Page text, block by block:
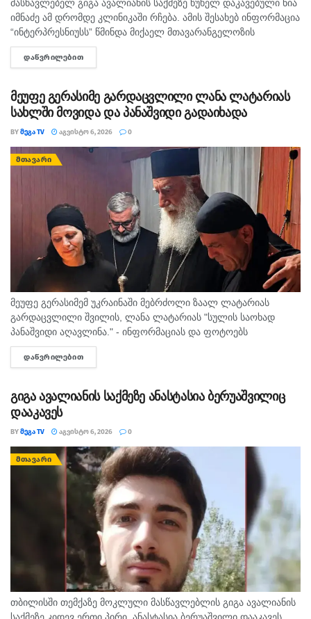
მასწავლებელ გიგა ავალიანის საქმეზე წუხელ დაკავებული ნია
იმნაძე ამ დრომდე კლინიკაში რჩება. ამის შესახებ ინფორმაცია
“ინტერპრესნიუსს” წმინდა მიქაელ მთავარანგელოზის
სახელობის საავადმყოფოში განუცხადეს. ექიმების ცნობით, ნია
იმნაძეს სამედიცინო დაწესებულებაში “საჭირო მკურნალობა...
ᲓᲐᲬᲕᲠᲘᲚᲔᲑᲘᲗ
მეუფე გერასიმე გარდაცვლილი ლანა ლატარიას
სახლში მოვიდა და პანაშვიდი გადაიხადა
BYᲛᲔᲒᲐ TV ᲐᲒᲕᲘᲡᲢᲝ 6, 2026 0
ᲛᲗᲐᲕᲐᲠᲘ
მეუფე გერასიმემ უკრაინაში მებრძოლი ზაალ ლატარიას
გარდაცვლილი შვილის, ლანა ლატარიას "სულის საოხად
პანაშვიდი აღავლინა." - ინფორმაციას და ფოტოებს
საპატრიარქოს საზოგადოებასთან ურთიერთობის სამსახური
სოციალურ ქსელში ავრცელებს. "ამა წლის 5 აგვისტოს
ᲓᲐᲬᲕᲠᲘᲚᲔᲑᲘᲗ
გიგა ავალიანის საქმეზე ანასტასია ბერუაშვილიც
დააკავეს
BYᲛᲔᲒᲐ TV ᲐᲒᲕᲘᲡᲢᲝ 6, 2026 0
ᲛᲗᲐᲕᲐᲠᲘ
თბილისში თემქაზე მოკლული მასწავლებლის გიგა ავალიანის